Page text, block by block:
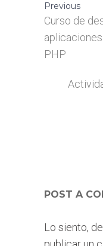
Previous
Curso de
PHP
POST A
Lo siento,